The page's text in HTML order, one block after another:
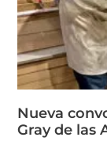
Nueva
Gray de las